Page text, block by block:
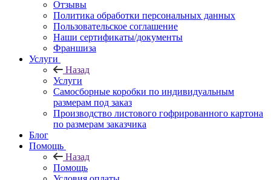
Отзывы
Политика обработки персональных данных
Пользовательское соглашение
Наши сертификаты/документы
Франшиза
Услуги
Назад
Услуги
Самосборные коробки по индивидуальным
размерам под заказ
Производство листового гофрированного картона
по размерам заказчика
Блог
Помощь
Назад
Помощь